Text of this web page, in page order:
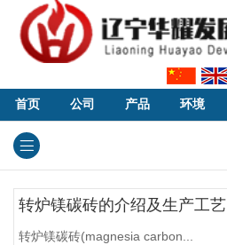
首页 公司 产品 环境
转炉镁碳砖的介绍及生产工艺
转炉镁碳砖(magnesia carbon...